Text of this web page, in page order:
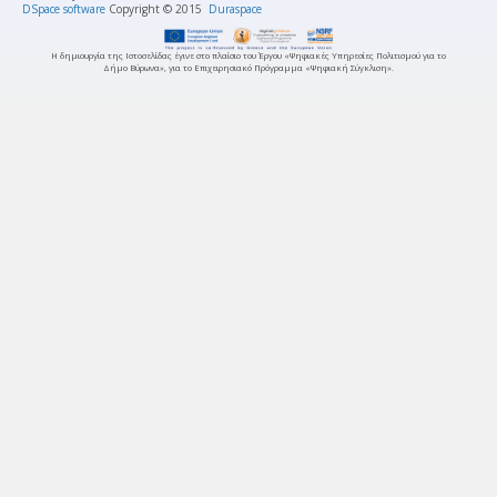
DSpace software Copyright © 2015 Duraspace
Η δημιουργία της Ιστοσελίδας έγινε στο πλαίσιο του Έργου «Ψηφιακές Υπηρεσίες Πολιτισμού για το
Δήμο Βύρωνα», για το Επιχειρησιακό Πρόγραμμα «Ψηφιακή Σύγκλιση».